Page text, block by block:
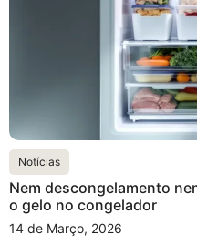
Notícias
Nem descongelamento
o gelo no congelador
14 de Março, 2026